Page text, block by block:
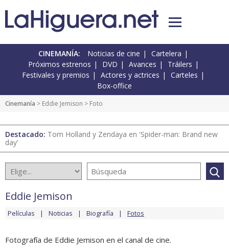
CINEMANÍA: Noticias de cine
Cartelera
Próximos estrenos
DVD Avances
Tráilers
Festivales y premios
Actores y actrices
Carteles
Box-office
Cinemanía > Eddie Jemison > Foto
Destacado: Tom Holland y Zendaya en 'Spider-man: Brand new
day'
Eddie Jemison
Películas Noticias Biografía Fotos
Fotografía de Eddie Jemison en el canal de cine.